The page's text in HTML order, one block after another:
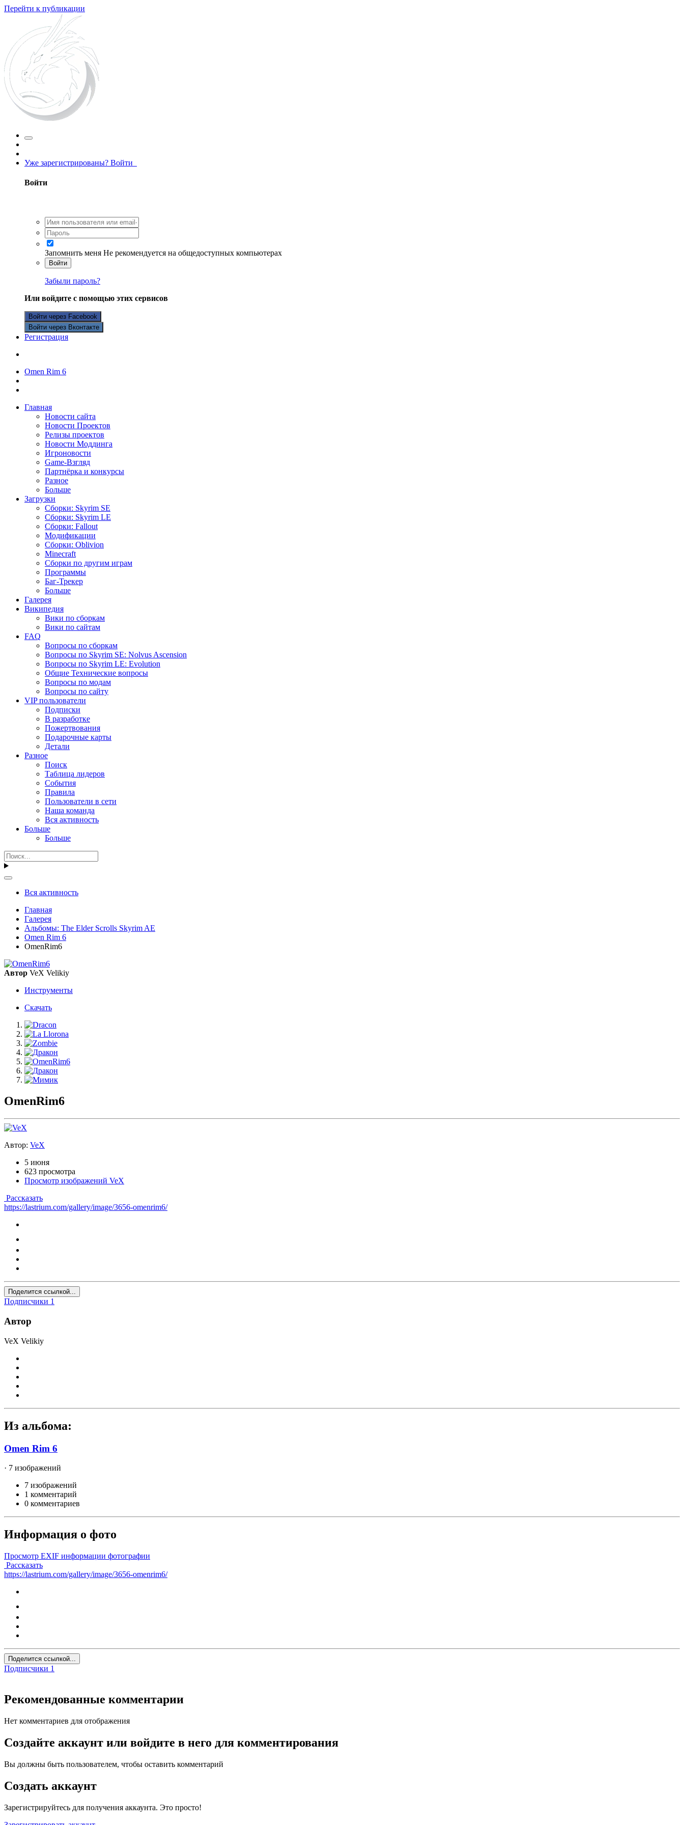
Перейти к публикации
Уже зарегистрированы? Войти
Войти
Запомнить меня Не рекомендуется на общедоступных компьютерах
Войти
Забыли пароль?
Или войдите с помощью этих сервисов
Войти через Facebook
Войти через Вконтакте
Регистрация
Omen Rim 6
Главная
Новости сайта
Новости Проектов
Релизы проектов
Новости Моддинга
Игроновости
Game-Взгляд
Партнёрка и конкурсы
Разное
Больше
Загрузки
Сборки: Skyrim SE
Сборки: Skyrim LE
Сборки: Fallout
Модификации
Сборки: Oblivion
Minecraft
Сборки по другим играм
Программы
Баг-Трекер
Больше
Галерея
Википедия
Вики по сборкам
Вики по сайтам
FAQ
Вопросы по сборкам
Вопросы по Skyrim SE: Nolvus Ascension
Вопросы по Skyrim LE: Evolution
Общие Технические вопросы
Вопросы по модам
Вопросы по сайту
VIP пользователи
Подписки
В разработке
Пожертвования
Подарочные карты
Детали
Разное
Поиск
Таблица лидеров
События
Правила
Пользователи в сети
Наша команда
Вся активность
Больше
Больше
Вся активность
Главная
Галерея
Альбомы: The Elder Scrolls Skyrim AE
Omen Rim 6
OmenRim6
Автор VeX Velikiy
Инструменты
Скачать
OmenRim6
Автор: VeX
5 июня
623 просмотра
Просмотр изображений VeX
Рассказать
https://lastrium.com/gallery/image/3656-omenrim6/
Поделится ссылкой...
Подписчики 1
Автор
VeX Velikiy
Из альбома:
Omen Rim 6
· 7 изображений
7 изображений
1 комментарий
0 комментариев
Информация о фото
Просмотр EXIF информации фотографии
Рассказать
https://lastrium.com/gallery/image/3656-omenrim6/
Поделится ссылкой...
Подписчики 1
Рекомендованные комментарии
Нет комментариев для отображения
Создайте аккаунт или войдите в него для комментирования
Вы должны быть пользователем, чтобы оставить комментарий
Создать аккаунт
Зарегистрируйтесь для получения аккаунта. Это просто!